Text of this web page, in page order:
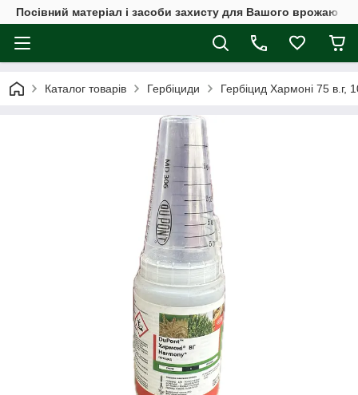
Посівний матеріал і засоби захисту для Вашого врожаю
Каталог товарів Гербіциди Гербіцид Хармоні 75 в.г,